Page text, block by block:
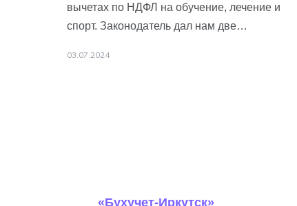
вычетах по НДФЛ на обучение, лечение и
спорт. Законодатель дал нам две
03.07.2024
«Бухучет-Иркутск»